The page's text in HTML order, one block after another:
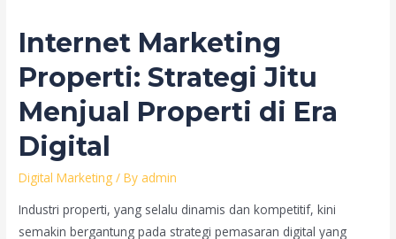
Lengkap
untuk
Sukses
di
Industri
Properti
Internet Marketing
Properti: Strategi Jitu
Menjual Properti di Era
Digital
Digital Marketing / By admin
Industri properti, yang selalu dinamis dan kompetitif, kini
semakin bergantung pada strategi pemasaran digital yang